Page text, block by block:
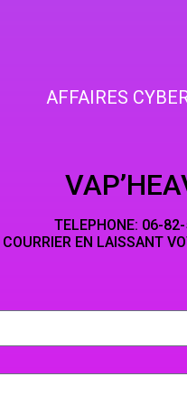
AFFAIRES
VOTRE